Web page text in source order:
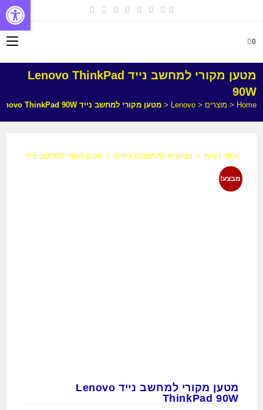
0
מטען מקורי למחשב נייד Lenovo ThinkPad
90W
Home
< מוצרים <
Lenovo
<מטען מקורי למחשב נייד Lenovo ThinkPad 90W
עמוד הבית > מטענים למחשבים ניידים > מטען מקורי למחשב נייד Lenovo ThinkPad 90W
מבצע!
מטען מקורי למחשב נייד Lenovo
ThinkPad 90W